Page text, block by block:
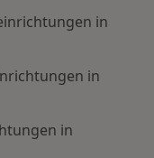
in
in
in